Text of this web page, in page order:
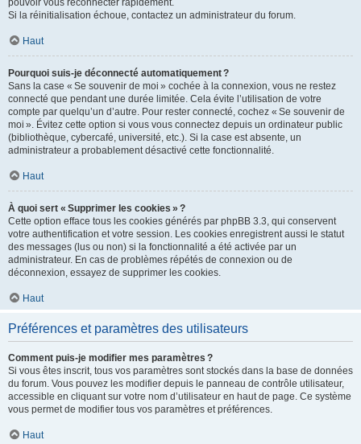
pouvoir vous reconnecter rapidement.
Si la réinitialisation échoue, contactez un administrateur du forum.
Haut
Pourquoi suis-je déconnecté automatiquement ?
Sans la case « Se souvenir de moi » cochée à la connexion, vous ne restez
connecté que pendant une durée limitée. Cela évite l’utilisation de votre
compte par quelqu’un d’autre. Pour rester connecté, cochez « Se souvenir de
moi ». Évitez cette option si vous vous connectez depuis un ordinateur public
(bibliothèque, cybercafé, université, etc.). Si la case est absente, un
administrateur a probablement désactivé cette fonctionnalité.
Haut
À quoi sert « Supprimer les cookies » ?
Cette option efface tous les cookies générés par phpBB 3.3, qui conservent
votre authentification et votre session. Les cookies enregistrent aussi le statut
des messages (lus ou non) si la fonctionnalité a été activée par un
administrateur. En cas de problèmes répétés de connexion ou de
déconnexion, essayez de supprimer les cookies.
Haut
Préférences et paramètres des utilisateurs
Comment puis-je modifier mes paramètres ?
Si vous êtes inscrit, tous vos paramètres sont stockés dans la base de données
du forum. Vous pouvez les modifier depuis le panneau de contrôle utilisateur,
accessible en cliquant sur votre nom d’utilisateur en haut de page. Ce système
vous permet de modifier tous vos paramètres et préférences.
Haut